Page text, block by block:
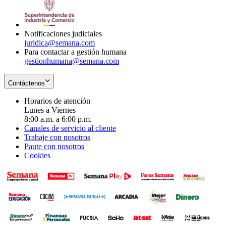
Notificaciones judiciales
juridica@semana.com
Para contactar a gestión humana
gestionhumana@semana.com
Contáctenos
Horarios de atención
Lunes a Viernes
8:00 a.m. a 6:00 p.m.
Canales de servicio al cliente
Trabaje con nosotros
Paute con nosotros
Cookies